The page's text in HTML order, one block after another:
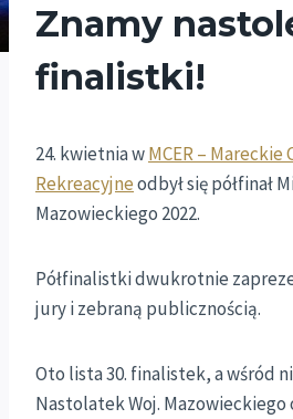
Znamy
finalistki!
24. kwietnia wMCER –
Rekreacyjneodbył się półfinał
Mazowieckiego 2022.
Półfinalistki dwukrotnie
jury i zebraną publicznością.
Oto lista 30. finalistek, a wśród
Nastolatek Woj.